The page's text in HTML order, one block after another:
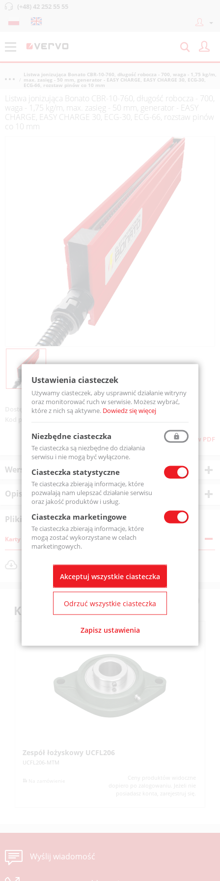
(+48) 42 252 55 55
Listwa jonizująca Bonato CBR-10-760, długość robocza - 700, waga - 1,75 kg/m,
max. zasięg - 50 mm, generator - EASY CHARGE, EASY CHARGE 30, ECG-30,
ECG-66, rozstaw pinów co 10 mm
Listwa jonizująca Bonato CBR-10-760, długość robocza - 700,
waga - 1,75 kg/m, max. zasięg - 50 mm, generator - EASY
CHARGE, EASY CHARGE 30, ECG-30, ECG-66, rozstaw pinów
co 10 mm
Dostępność:Na zamówienie
Pliki do pobrania Pobierz stronę w PDF
Wersje produktu
Opis produktu
Pliki do pobrania
Karty katalogowe
Klienci kupili również
Zespół łożyskowy UCFL206
UCFL206-MTM
Ceny produktów widoczne
dopiero po zalogowaniu. Jeżeli nie
posiadasz konta, zarejestruj się.
Wyślij wiadomość
Ustawienia ciasteczek
Używamy ciasteczek, aby usprawnić działanie witryny
oraz monitorować ruch w serwisie. Możesz wybrać,
które z nich są aktywne. Dowiedz się więcej
Niezbędne ciasteczka
Te ciasteczka są niezbędne do działania
serwisu i nie mogą być wyłączone.
Ciasteczka statystyczne
Te ciasteczka zbierają informacje, które
pozwalają nam ulepszać działanie serwisu
oraz jakość produktów i usług.
Ciasteczka marketingowe
Te ciasteczka zbierają informacje, które
mogą zostać wykorzystane w celach
marketingowych.
Akceptuj wszystkie ciasteczka
Odrzuć wszystkie ciasteczka
Zapisz ustawienia